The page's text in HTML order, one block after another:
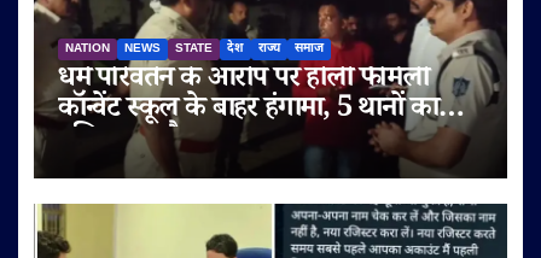
NATION NEWS STATE देश राज्य समाज
धर्म परिवर्तन के आरोप पर होली फैमिली
कॉन्वेंट स्कूल के बाहर हंगामा, 5 थानों का
पुलिस बल तैनात